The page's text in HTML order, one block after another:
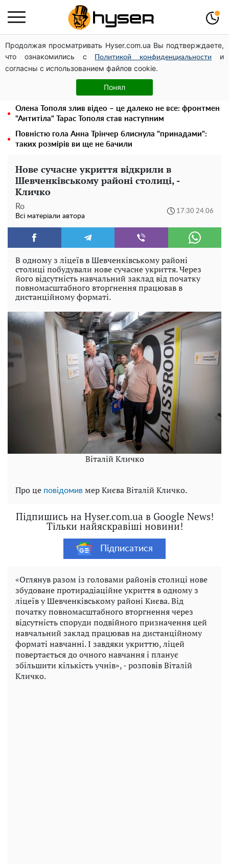
Продолжая просматривать Hyser.com.ua Вы подтверждаете,
что ознакомились с
Политикой конфиденциальности
и
согласны с использованием файлов cookie.
Понял
Дрони із націнкою: Олександр Конотопський вивів
мільйони оборонного бюджету через фіктивну фірму в
Естонії
Гола Олена Тополя у цікавих позах змусила відвисати
щелепи: злив відео – було лише початком
Олена Тополя злив відео – це далеко не все: фронтмен
"Антитіла" Тарас Тополя став наступним
Повністю гола Анна Трінчер блиснула "принадами":
таких розмірів ви ще не бачили
Нове сучасне укриття відкрили в
Шевченківському районі столиці, -
Кличко
Ro
Всі матеріали автора
17:30 24.06
В одному з ліцеїв в Шевченківському районі
столиці побудували нове сучасне укриття. Через
його відсутність навчальний заклад від початку
повномасштабного вторгнення працював в
дистанційному форматі.
Віталій Кличко
Про це повідомив мер Києва Віталій Кличко.
Підпишись на Hyser.com.ua в Google News!
Тільки найяскравіші новини!
Підписатися
«Оглянув разом із головами районів столиці нове
збудоване протирадіаційне укриття в одному з
ліцеїв у Шевченківському районі Києва. Від
початку повномасштабного вторгнення через
відсутність споруди подвійного призначення цей
навчальний заклад працював на дистанційному
форматі навчанні. І завдяки укриттю, ліцей
повертається до очного навчання і планує
збільшити кількість учнів», - розповів Віталій
Кличко.